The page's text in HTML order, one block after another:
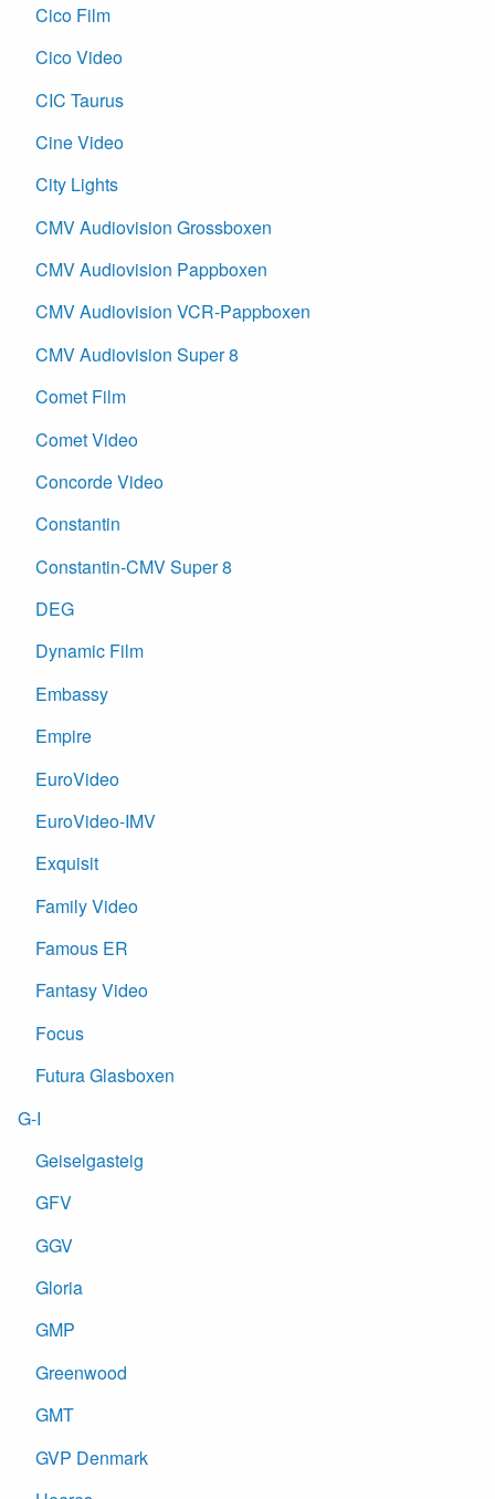
Cico Film
Cico Video
CIC Taurus
Cine Video
City Lights
CMV Audiovision Grossboxen
CMV Audiovision Pappboxen
CMV Audiovision VCR-Pappboxen
CMV Audiovision Super 8
Comet Film
Comet Video
Concorde Video
Constantin
Constantin-CMV Super 8
DEG
Dynamic Film
Embassy
Empire
EuroVideo
EuroVideo-IMV
Exquisit
Family Video
Famous ER
Fantasy Video
Focus
Futura Glasboxen
G-I
Geiselgasteig
GFV
GGV
Gloria
GMP
Greenwood
GMT
GVP Denmark